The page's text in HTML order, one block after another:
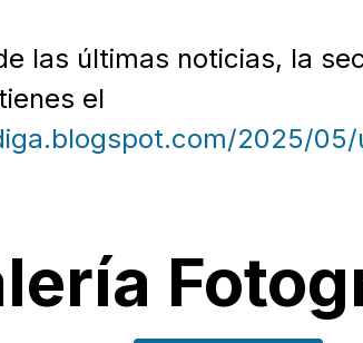
las últimas noticias, la
el
2025/